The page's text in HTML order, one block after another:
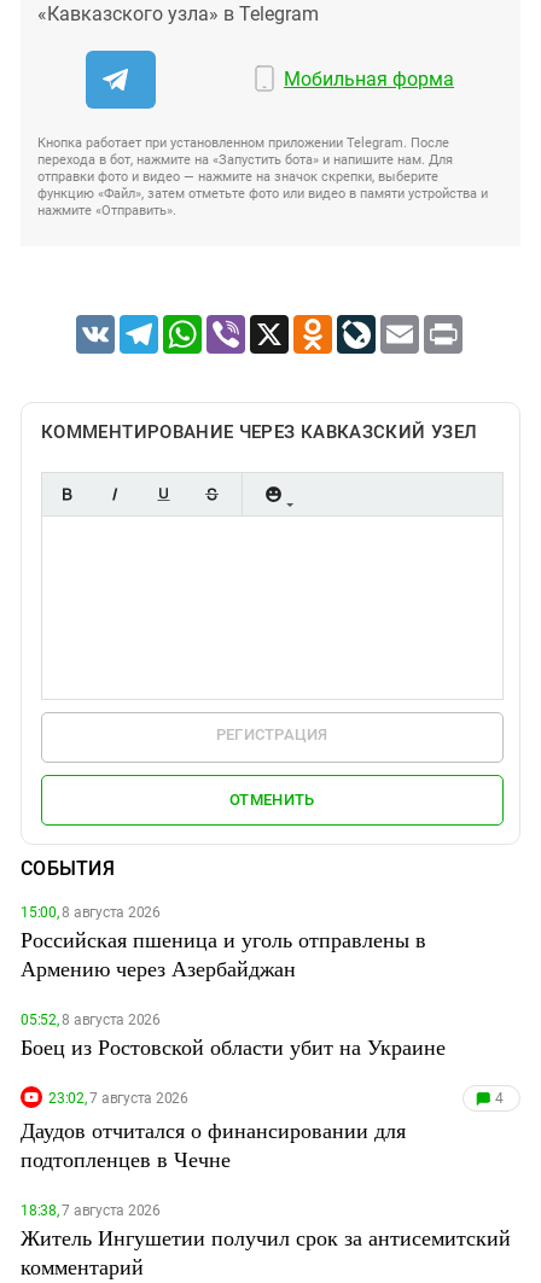
«Кавказского узла» в Telegram
Мобильная форма
Кнопка работает при установленном приложении Telegram. После
перехода в бот, нажмите на «Запустить бота» и напишите нам. Для
отправки фото и видео — нажмите на значок скрепки, выберите
функцию «Файл», затем отметьте фото или видео в памяти устройства и
нажмите «Отправить».
VK TelegramWhatsApp
Viber X Odnoklassniki
LiveJournal
Email Print
КОММЕНТИРОВАНИЕ ЧЕРЕЗ КАВКАЗСКИЙ УЗЕЛ
РЕГИСТРАЦИЯ
ОТМЕНИТЬ
СОБЫТИЯ
15:00,8 августа 2026
Российская пшеница и уголь отправлены в
Армению через Азербайджан
05:52,8 августа 2026
Боец из Ростовской области убит на Украине
23:02,7 августа 2026 4
Даудов отчитался о финансировании для
подтопленцев в Чечне
18:38,7 августа 2026
Житель Ингушетии получил срок за антисемитский
комментарий